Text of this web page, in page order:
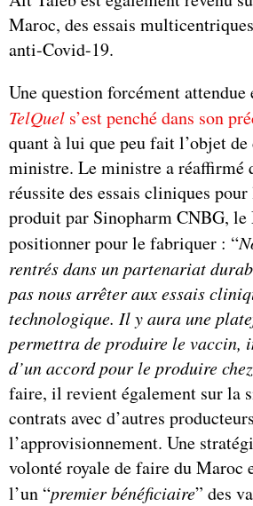
Maroc, des essais
anti-Covid-19.
Une question forcément
TelQuel s’est penché dans son
quant à lui que peu fait l’objet
ministre. Le ministre a réaffirmé
réussite des essais cliniques
produit par Sinopharm CNBG,
positionner pour le fabriquer : “
rentrés dans un partenariat
pas nous arrêter aux essais
technologique. Il y aura une
permettra de produire le vaccin,
d’un accord pour le produire
faire, il revient également sur la
contrats avec d’autres
l’approvisionnement. Une
volonté royale de faire du Maroc
l’un “premier bénéficiaire” des